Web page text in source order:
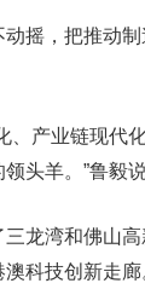
，把推动制
产业链现代
头羊。”鲁毅说
湾和佛山高
科技创新走